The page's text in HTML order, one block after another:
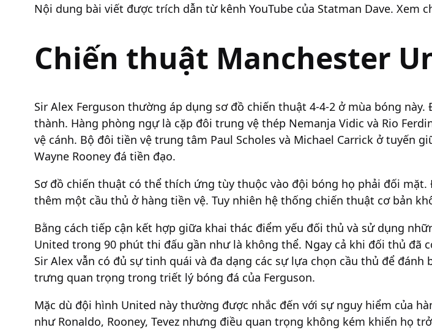
Nội dung bài viết được trích dẫn từ kênh YouTube của Statman Dave. Xem
Chiến thuật Manchester
Sir Alex Ferguson thường áp dụng sơ đồ chiến thuật 4-4-2 ở mùa bóng
thành. Hàng phòng ngự là cặp đôi trung vệ thép Nemanja Vidic và Rio
vệ cánh. Bộ đôi tiền vệ trung tâm Paul Scholes và Michael Carrick ở tuyến
Wayne Rooney đá tiền đạo.
Sơ đồ chiến thuật có thể thích ứng tùy thuộc vào đội bóng họ phải đối
thêm một cầu thủ ở hàng tiền vệ. Tuy nhiên hệ thống chiến thuật cơ bản
Bằng cách tiếp cận kết hợp giữa khai thác điểm yếu đối thủ và sử dụng
United trong 90 phút thi đấu gần như là không thể. Ngay cả khi đối thủ đã
Sir Alex vẫn có đủ sự tinh quái và đa dạng các sự lựa chọn cầu thủ để
trưng quan trọng trong triết lý bóng đá của Ferguson.
Mặc dù đội hình United này thường được nhắc đến với sự nguy hiểm của
như Ronaldo, Rooney, Tevez nhưng điều quan trọng không kém khiến họ